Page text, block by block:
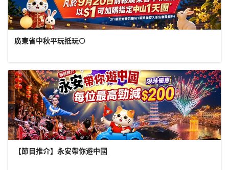
廣東省中秋平玩抵玩🌕
【節目推介】永安帶你遊中國